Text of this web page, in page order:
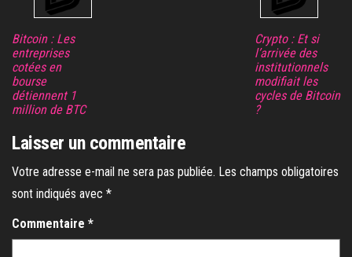
Bitcoin : Les
entreprises
cotées en
bourse
détiennent 1
million de BTC
Crypto : Et si
l’arrivée des
institutionnels
modifiait les
cycles de Bitcoin
?
Laisser un commentaire
Votre adresse e-mail ne sera pas publiée. Les champs obligatoires
sont indiqués avec *
Commentaire *